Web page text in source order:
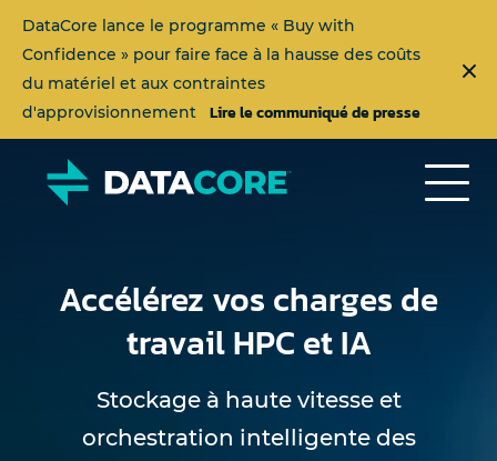
DataCore lance le programme « Buy with
Confidence » pour faire face à la hausse des coûts
du matériel et aux contraintes
d'approvisionnement
Lire le communiqué de presse
Accélérez vos charges de
travail HPC et IA
Stockage à haute vitesse et
orchestration intelligente des